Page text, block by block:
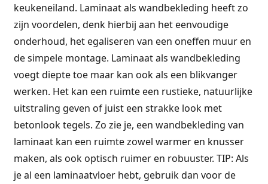
keukeneiland. Laminaat als wandbekleding heeft zo
zijn voordelen, denk hierbij aan het eenvoudige
onderhoud, het egaliseren van een oneffen muur en
de simpele montage. Laminaat als wandbekleding
voegt diepte toe maar kan ook als een blikvanger
werken. Het kan een ruimte een rustieke, natuurlijke
uitstraling geven of juist een strakke look met
betonlook tegels. Zo zie je, een wandbekleding van
laminaat kan een ruimte zowel warmer en knusser
maken, als ook optisch ruimer en robuuster. TIP: Als
je al een laminaatvloer hebt, gebruik dan voor de